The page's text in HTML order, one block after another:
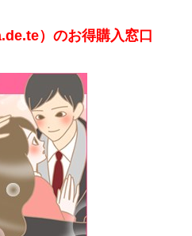
）のお得購入窓口